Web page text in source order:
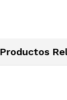
Productos